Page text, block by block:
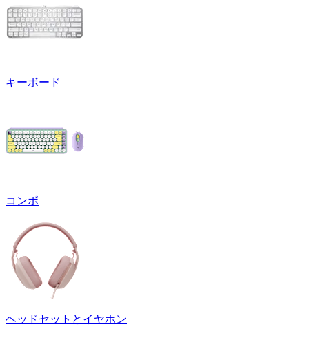
キーボード
コンボ
ヘッドセットとイヤホン